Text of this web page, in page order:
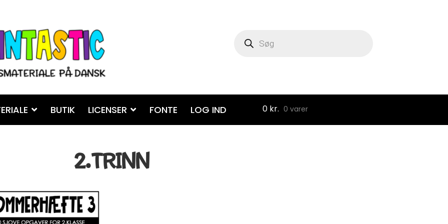
search
BUTIK LICENSER FONTE LOG IND 0 kr. 0 varer
2.TRINN